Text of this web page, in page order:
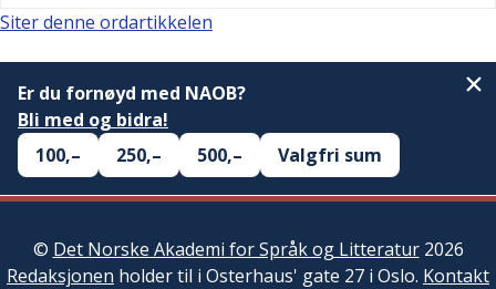
Siter denne ordartikkelen
Er du fornøyd med NAOB?
Bli med og bidra!
100,–
250,– 500,– Valgfri sum
© Det Norske Akademi for Språk og Litteratur2026
Redaksjonen holder til i Osterhaus' gate 27 i Oslo. Kontakt